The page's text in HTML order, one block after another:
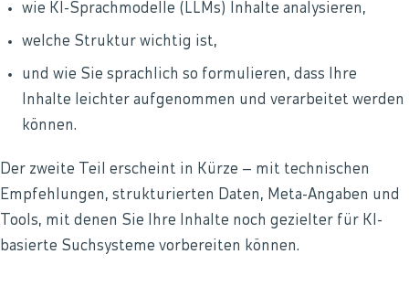
wie KI-Sprachmodelle (LLMs) Inhalte analysieren,
welche Struktur wichtig ist,
und wie Sie sprachlich so formulieren, dass Ihre
Inhalte leichter aufgenommen und verarbeitet werden
können.
Der zweite Teil erscheint in Kürze – mit technischen
Empfehlungen, strukturierten Daten, Meta-Angaben und
Tools, mit denen Sie Ihre Inhalte noch gezielter für KI-
basierte Suchsysteme vorbereiten können.